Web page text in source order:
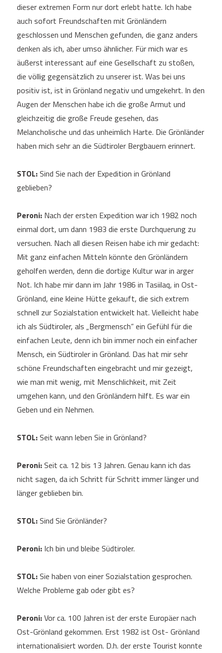
dieser extremen Form nur dort erlebt hatte. Ich habe
auch sofort Freundschaften mit Grönländern
geschlossen und Menschen gefunden, die ganz anders
denken als ich, aber umso ähnlicher. Für mich war es
äußerst interessant auf eine Gesellschaft zu stoßen,
die völlig gegensätzlich zu unserer ist. Was bei uns
positiv ist, ist in Grönland negativ und umgekehrt. In den
Augen der Menschen habe ich die große Armut und
gleichzeitig die große Freude gesehen, das
Melancholische und das unheimlich Harte. Die Grönländer
haben mich sehr an die Südtiroler Bergbauern erinnert.
STOL:Sind Sie nach der Expedition in Grönland
geblieben?
Peroni:Nach der ersten Expedition war ich 1982 noch
einmal dort, um dann 1983 die erste Durchquerung zu
versuchen. Nach all diesen Reisen habe ich mir gedacht:
Mit ganz einfachen Mitteln könnte den Grönländern
geholfen werden, denn die dortige Kultur war in arger
Not. Ich habe mir dann im Jahr 1986 in Tasiilaq, in Ost-
Grönland, eine kleine Hütte gekauft, die sich extrem
schnell zur Sozialstation entwickelt hat. Vielleicht habe
ich als Südtiroler, als „Bergmensch“ ein Gefühl für die
einfachen Leute, denn ich bin immer noch ein einfacher
Mensch, ein Südtiroler in Grönland. Das hat mir sehr
schöne Freundschaften eingebracht und mir gezeigt,
wie man mit wenig, mit Menschlichkeit, mit Zeit
umgehen kann, und den Grönländern hilft. Es war ein
Geben und ein Nehmen.
STOL:Seit wann leben Sie in Grönland?
Peroni:Seit ca. 12 bis 13 Jahren. Genau kann ich das
nicht sagen, da ich Schritt für Schritt immer länger und
länger geblieben bin.
STOL:Sind Sie Grönländer?
Peroni:Ich bin und bleibe Südtiroler.
STOL:Sie haben von einer Sozialstation gesprochen.
Welche Probleme gab oder gibt es?
Peroni:Vor ca. 100 Jahren ist der erste Europäer nach
Ost-Grönland gekommen. Erst 1982 ist Ost- Grönland
internationalisiert worden. D.h. der erste Tourist konnte